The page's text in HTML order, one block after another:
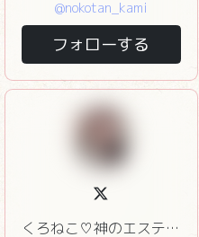
@nokotan_kami
フォローする
くろねこ♡神のエステ♡エステの王様